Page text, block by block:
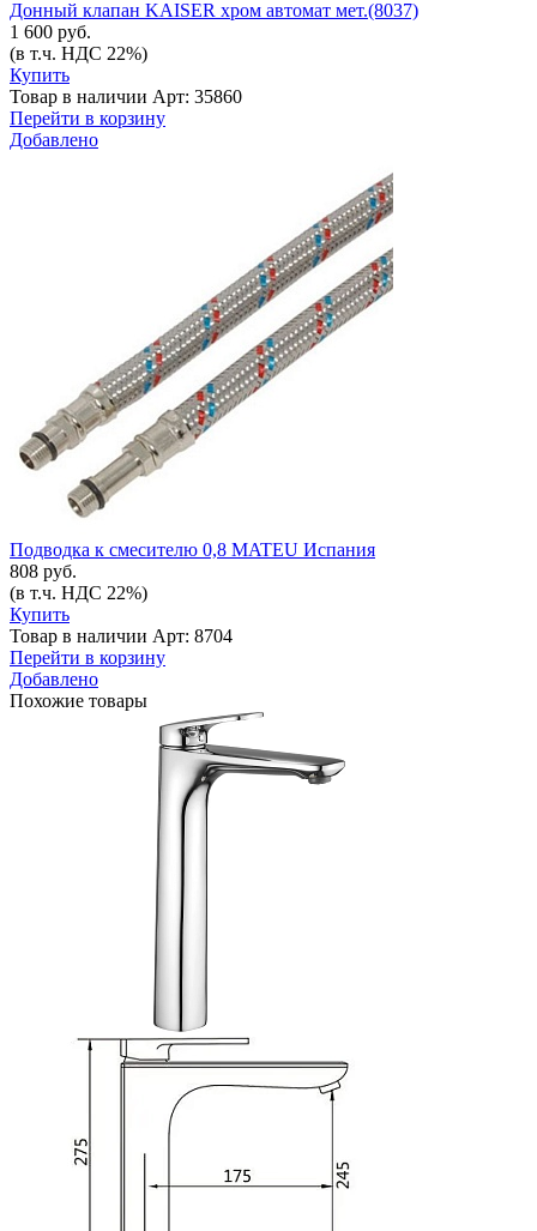
Донный клапан KAISER хром автомат мет.(8037)
1 600 руб.
(в т.ч. НДС 22%)
Купить
Товар в наличии Арт: 35860
Перейти в корзину
Добавлено
Подводка к смесителю 0,8 MATEU Испания
808 руб.
(в т.ч. НДС 22%)
Купить
Товар в наличии Арт: 8704
Перейти в корзину
Добавлено
Похожие товары